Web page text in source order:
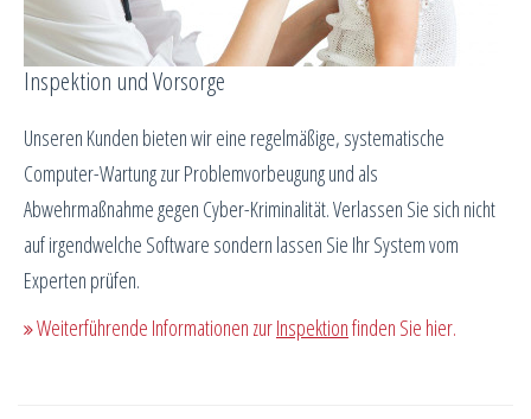
Inspektion und Vorsorge
Unseren Kunden bieten wir eine regelmäßige, systematische
Computer-Wartung zur Problemvorbeugung und als
Abwehrmaßnahme gegen Cyber-Kriminalität. Verlassen Sie sich nicht
auf irgendwelche Software sondern lassen Sie Ihr System vom
Experten prüfen.
Weiterführende Informationen zurInspektionfinden Sie hier.